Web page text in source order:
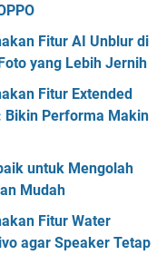
Fitur AI Unblur di
yang Lebih Jernih
Fitur Extended
Bikin Performa Makin
untuk Mengolah
Mudah
Fitur Water
agar Speaker Tetap